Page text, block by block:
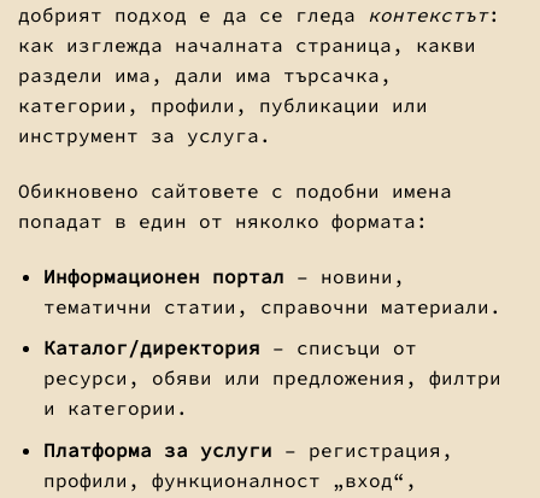
добрият подход е да се гледа контекстът:
как изглежда началната страница, какви
раздели има, дали има търсачка,
категории, профили, публикации или
инструмент за услуга.
Обикновено сайтовете с подобни имена
попадат в един от няколко формата:
Информационен портал – новини,
тематични статии, справочни материали.
Каталог/директория – списъци от
ресурси, обяви или предложения, филтри
и категории.
Платформа за услуги – регистрация,
профили, функционалност „вход“,